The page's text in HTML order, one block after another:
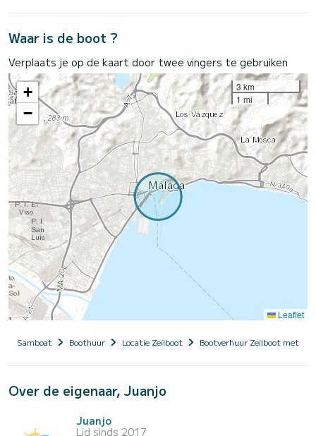
Waar is de boot ?
Verplaats je op de kaart door twee vingers te gebruiken
+
−
3 km
1 mi
Leaflet
Samboat Boothuur Locatie Zeilboot Bootverhuur Zeilboot met
Over de eigenaar, Juanjo
Juanjo
Lid sinds 2017